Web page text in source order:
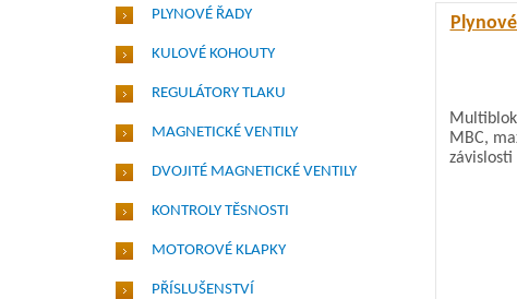
PLYNOVÉ ŘADY
KULOVÉ KOHOUTY
REGULÁTORY TLAKU
MAGNETICKÉ VENTILY
DVOJITÉ MAGNETICKÉ VENTILY
KONTROLY TĚSNOSTI
MOTOROVÉ KLAPKY
PŘÍSLUŠENSTVÍ
MBC,
závislosti